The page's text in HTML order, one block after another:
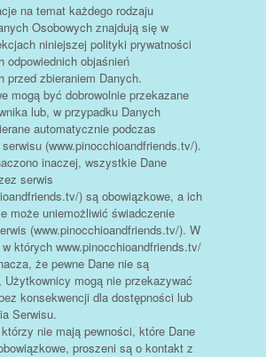
na temat każdego rodzaju
Osobowych znajdują się w
niniejszej polityki prywatności
odpowiednich objaśnień
przed zbieraniem Danych.
mogą być dobrowolnie przekazane
lub, w przypadku Danych
automatycznie podczas
(www.pinocchioandfriends.tv/).
inaczej, wszystkie Dane
serwis
) są obowiązkowe, a ich
może uniemożliwić świadczenie
(www.pinocchioandfriends.tv/). W
których www.pinocchioandfriends.tv/
że pewne Dane nie są
Użytkownicy mogą nie przekazywać
konsekwencji dla dostępności lub
Serwisu.
nie mają pewności, które Dane
proszeni są o kontakt z